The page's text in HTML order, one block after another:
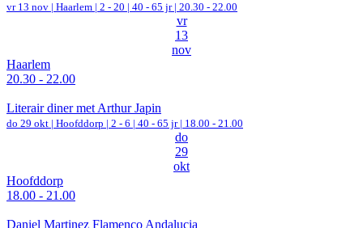
vr 13 nov | Haarlem | 2 - 20 | 40 - 65 jr | 20.30 - 22.00
vr
13
nov
Haarlem
20.30 - 22.00
Literair diner met Arthur Japin
do 29 okt | Hoofddorp | 2 - 6 | 40 - 65 jr | 18.00 - 21.00
do
29
okt
Hoofddorp
18.00 - 21.00
Daniel Martinez Flamenco Andalucia